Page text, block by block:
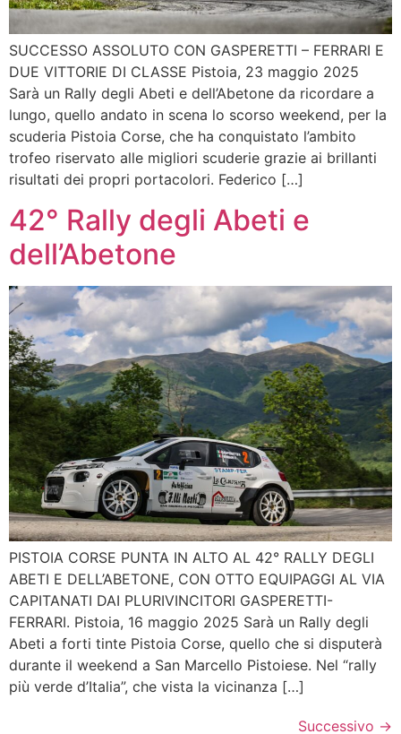
SUCCESSO ASSOLUTO CON GASPERETTI – FERRARI E
DUE VITTORIE DI CLASSE Pistoia, 23 maggio 2025
Sarà un Rally degli Abeti e dell’Abetone da ricordare a
lungo, quello andato in scena lo scorso weekend, per la
scuderia Pistoia Corse, che ha conquistato l’ambito
trofeo riservato alle migliori scuderie grazie ai brillanti
risultati dei propri portacolori. Federico […]
42° Rally degli Abeti e
dell’Abetone
PISTOIA CORSE PUNTA IN ALTO AL 42° RALLY DEGLI
ABETI E DELL’ABETONE, CON OTTO EQUIPAGGI AL VIA
CAPITANATI DAI PLURIVINCITORI GASPERETTI-
FERRARI. Pistoia, 16 maggio 2025 Sarà un Rally degli
Abeti a forti tinte Pistoia Corse, quello che si disputerà
durante il weekend a San Marcello Pistoiese. Nel “rally
più verde d’Italia”, che vista la vicinanza […]
Successivo →